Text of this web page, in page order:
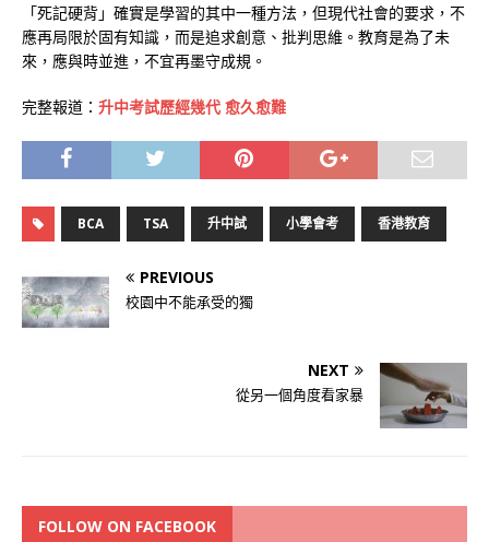
「死記硬背」確實是學習的其中一種方法，但現代社會的要求，不
應再局限於固有知識，而是追求創意、批判思維。教育是為了未
來，應與時並進，不宜再墨守成規。
完整報道： 升中考試歷經幾代 愈久愈難
BCA TSA 升中試 小學會考 香港教育
PREVIOUS
校園中不能承受的獨
NEXT
從另一個角度看家暴
FOLLOW ON FACEBOOK